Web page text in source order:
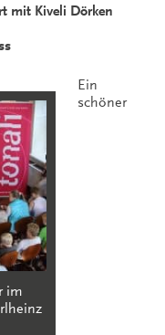
mit Kiveli Dörken
im
Ein
schöner